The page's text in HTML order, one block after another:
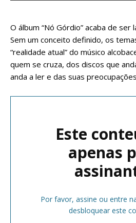
O álbum “Nó Górdio” acaba de ser
Sem um conceito definido, os
“realidade atual” do músico
quem se cruza, dos discos que
anda a ler e das suas
Este
apenas
Por favor, assine ou entre
desbloquear este